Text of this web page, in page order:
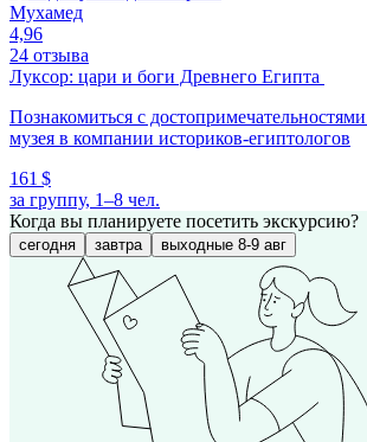
Мухамед
4,96
24 отзыва
Луксор: цари и боги Древнего Египта
Познакомиться с
музея в компании историков-египтологов
161 $
за группу, 1–8 чел.
Когда вы планируете посетить экскурсию?
сегодня завтра выходные 8-9 авг